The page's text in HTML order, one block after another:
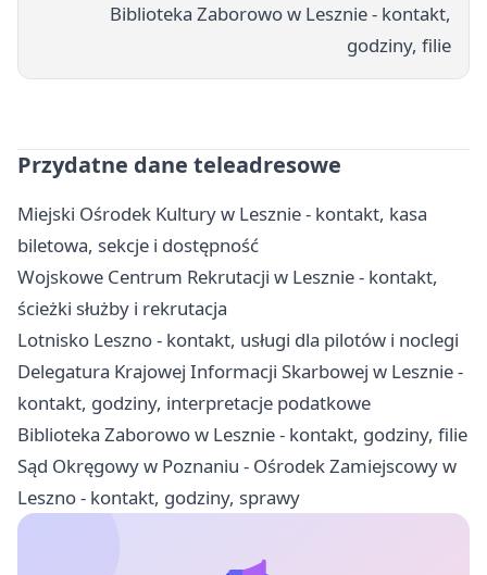
Biblioteka Zaborowo w Lesznie - kontakt,
godziny, filie
Przydatne dane teleadresowe
Miejski Ośrodek Kultury w Lesznie - kontakt, kasa
biletowa, sekcje i dostępność
Wojskowe Centrum Rekrutacji w Lesznie - kontakt,
ścieżki służby i rekrutacja
Lotnisko Leszno - kontakt, usługi dla pilotów i noclegi
Delegatura Krajowej Informacji Skarbowej w Lesznie -
kontakt, godziny, interpretacje podatkowe
Biblioteka Zaborowo w Lesznie - kontakt, godziny, filie
Sąd Okręgowy w Poznaniu - Ośrodek Zamiejscowy w
Leszno - kontakt, godziny, sprawy